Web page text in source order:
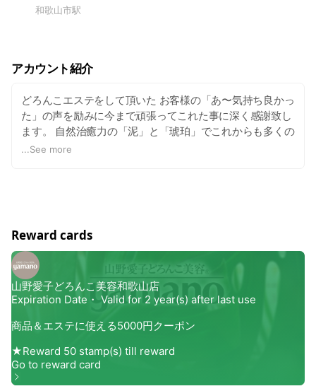
和歌山市駅
アカウント紹介
どろんこエステをして頂いた お客様の「あ〜気持ち良かっ
た」の声を励みに今まで頑張ってこれた事に深く感謝致し
ます。 自然治癒力の「泥」と「琥珀」でこれからも多くの
方に喜んで頂きたいと願っております。 和歌山店（県庁近
...See more
Reward cards